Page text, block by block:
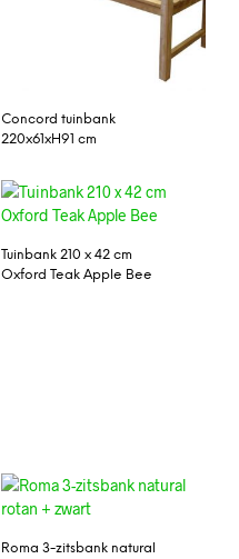
Concord tuinbank
220x61xH91 cm
Tuinbank 210 x 42 cm
Oxford Teak Apple Bee
Roma 3-zitsbank natural